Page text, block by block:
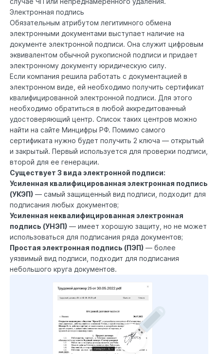
Электронная подпись
Обязательным атрибутом легитимного обмена
электронными документами выступает наличие на
документе электронной подписи. Она служит цифровым
эквивалентом обычной рукописной подписи и придает
электронному документу юридическую силу.
Если компания решила работать с документацией в
электронном виде, ей необходимо получить сертификат
квалифицированной электронной подписи. Для этого
необходимо обратиться в любой аккредитованный
удостоверяющий центр. Список таких центров можно
найти на сайте Минцифры РФ. Помимо самого
сертификата нужно будет получить 2 ключа — открытый
и закрытый. Первый используется для проверки подписи,
второй для ее генерации.
Существует 3 вида электронной подписи:
Усиленная квалифицированная электронная подпись
(УКЭП) — самый защищенный вид подписи, подходит для
подписания любых документов;
Усиленная неквалифицированная электронная
подпись (УНЭП) — имеет хорошую защиту, но не может
использоваться для подписания ряда документов;
Простая электронная подпись (ПЭП) — более
уязвимый вид подписи, подходит для подписания
небольшого круга документов.